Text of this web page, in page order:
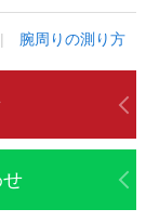
腕周りの測り方